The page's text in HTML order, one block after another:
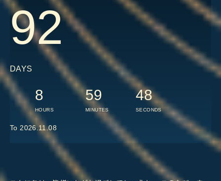
92
DAYS
8
HOURS
59
MINUTES
47
SECONDS
To 2026.11.08